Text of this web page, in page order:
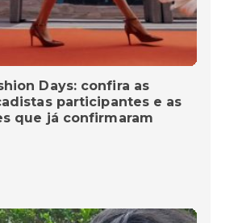
Days: confira as
participantes e as
que já confirmaram